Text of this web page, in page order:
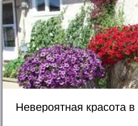
Невероятная красота